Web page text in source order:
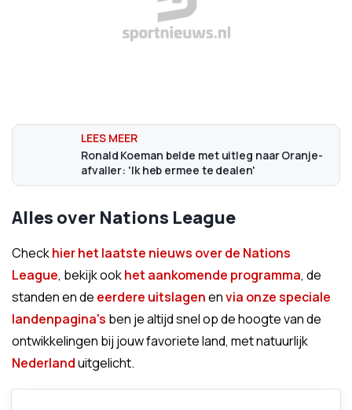
Ronald Koeman belde met uitleg naar Oranje-
afvaller: 'Ik heb ermee te dealen'
Alles over Nations League
Checkhier het laatste nieuws over de Nations
League, bekijk ookhet aankomende programma, de
standen en de eerdere uitslagenenvia onze speciale
landenpagina's ben je altijd snel op de hoogte van de
ontwikkelingen bij jouw favoriete land, met natuurlijk
Nederlanduitgelicht.